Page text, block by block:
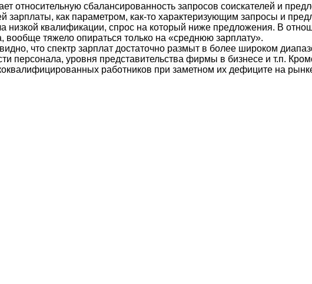
относительную сбалансированность запросов соискателей и
зарплаты, как параметром, как-то характеризующим запросы и
низкой квалификации, спрос на который ниже предложения. В
вообще тяжело опираться только на «среднюю зарплату».
что спектр зарплат достаточно размыт в более широком
персонала, уровня представительства фирмы в бизнесе и т.п.
работников при заметном их дефиците на